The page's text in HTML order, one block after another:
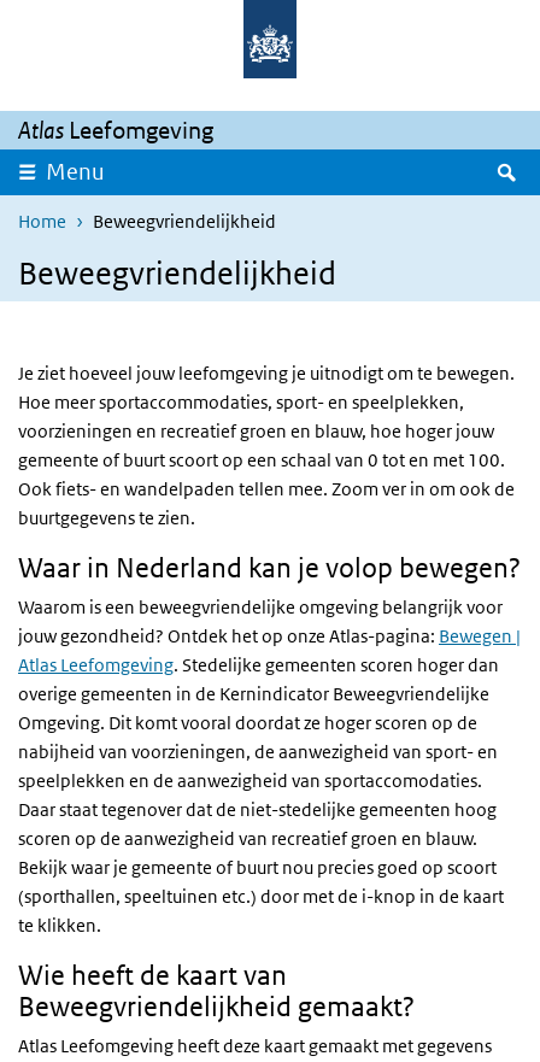
Overslaan en naar de inhoud gaan
Atlas Leefomgeving
Menu
Home Beweegvriendelijkheid
Beweegvriendelijkheid
Je ziet hoeveel jouw leefomgeving je uitnodigt om te bewegen.
Hoe meer sportaccommodaties, sport- en speelplekken,
voorzieningen en recreatief groen en blauw, hoe hoger jouw
gemeente of buurt scoort op een schaal van 0 tot en met 100.
Ook fiets- en wandelpaden tellen mee. Zoom ver in om ook de
buurtgegevens te zien.
Waar in Nederland kan je volop bewegen?
Waarom is een beweegvriendelijke omgeving belangrijk voor
jouw gezondheid? Ontdek het op onze Atlas-pagina: Bewegen |
Atlas Leefomgeving. Stedelijke gemeenten scoren hoger dan
overige gemeenten in de Kernindicator Beweegvriendelijke
Omgeving. Dit komt vooral doordat ze hoger scoren op de
nabijheid van voorzieningen, de aanwezigheid van sport- en
speelplekken en de aanwezigheid van sportaccomodaties.
Daar staat tegenover dat de niet-stedelijke gemeenten hoog
scoren op de aanwezigheid van recreatief groen en blauw.
Bekijk waar je gemeente of buurt nou precies goed op scoort
(sporthallen, speeltuinen etc.) door met de i-knop in de kaart
te klikken.
Wie heeft de kaart van
Beweegvriendelijkheid gemaakt?
Atlas Leefomgeving heeft deze kaart gemaakt met gegevens